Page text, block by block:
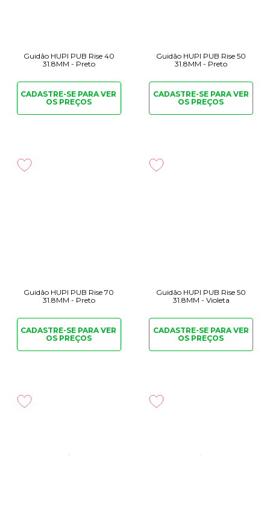
Guidão HUPI PUB Rise 40
31.8MM - Preto
CADASTRE-SE PARA VER
OS PREÇOS
Guidão HUPI PUB Rise 50
31.8MM - Preto
CADASTRE-SE PARAVER
OS PREÇOS
Guidão HUPI PUB Rise 70
31.8MM - Preto
CADASTRE-SE PARA VER
OS PREÇOS
Guidão HUPI PUB Rise 50
31.8MM - Violeta
CADASTRE-SE PARAVER
OS PREÇOS